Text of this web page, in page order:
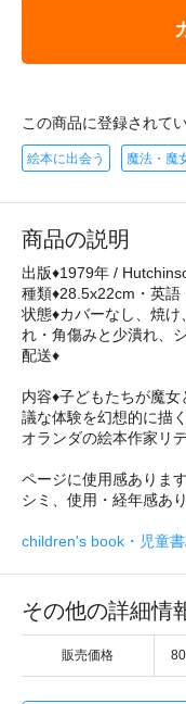
この商品に登録されて
絵本に出会う 魔法・魔
商品の説明
出版♦1979年 /
種類♦28.5x22cm・英語
状態♦カバーなし、焼
れ・角傷みと少潰れ、
配送♦
内容♦子どもたちが魔
議な体験を幻想的に描く
オランダの絵本作家リ
ページに使用感あります
シミ、使用・経年感あり
children's book・児童
その他の詳細情
販売価格